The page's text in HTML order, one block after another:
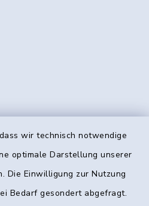
wir technisch notwendige
optimale Darstellung unserer
Die Einwilligung zur Nutzung
Bedarf gesondert abgefragt.